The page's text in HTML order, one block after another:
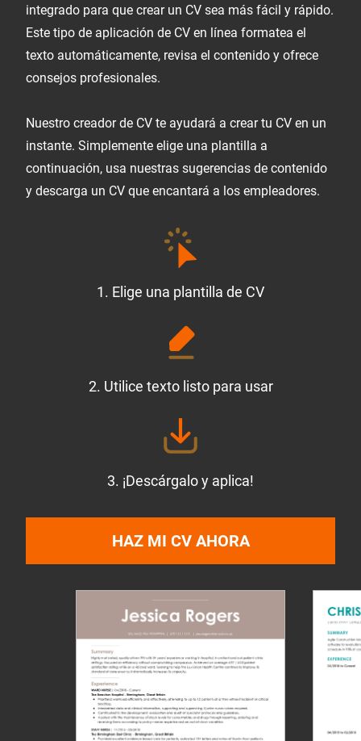
integrado para que crear un CV sea más fácil y rápido.
Este tipo de aplicación de CV en línea formatea el
texto automáticamente, revisa el contenido y ofrece
consejos profesionales.
Nuestro creador de CV te ayudará a crear tu CV en un
instante. Simplemente elige una plantilla a
continuación, usa nuestras sugerencias de contenido
y descarga un CV que encantará a los empleadores.
1. Elige una plantilla de CV
2. Utilice texto listo para usar
3. ¡Descárgalo y aplica!
HAZ MI CV AHORA